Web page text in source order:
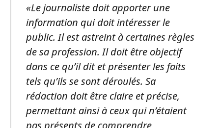
«Le journaliste doit apporter une
information qui doit intéresser le
public. Il est astreint à certaines règles
de sa profession. Il doit être objectif
dans ce qu’il dit et présenter les faits
tels qu’ils se sont déroulés. Sa
rédaction doit être claire et précise,
permettant ainsi à ceux qui n’étaient
pas présents de comprendre